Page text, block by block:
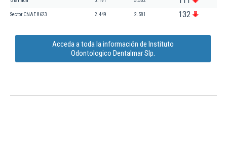
Sector CNAE 8623 2.449 2.581 132
Acceda a toda la información de Instituto
Odontologico Dentalmar Slp.